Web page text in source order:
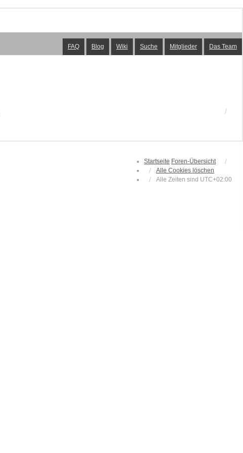
FAQ Blog Wiki Suche Mitglieder Das Team
Startseite Foren-Übersicht
Alle Cookies löschen
Alle Zeiten sind UTC+02:00